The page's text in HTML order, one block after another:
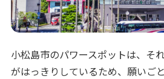
小松島市のパワースポットは、そ
がはっきりしているため、願いご